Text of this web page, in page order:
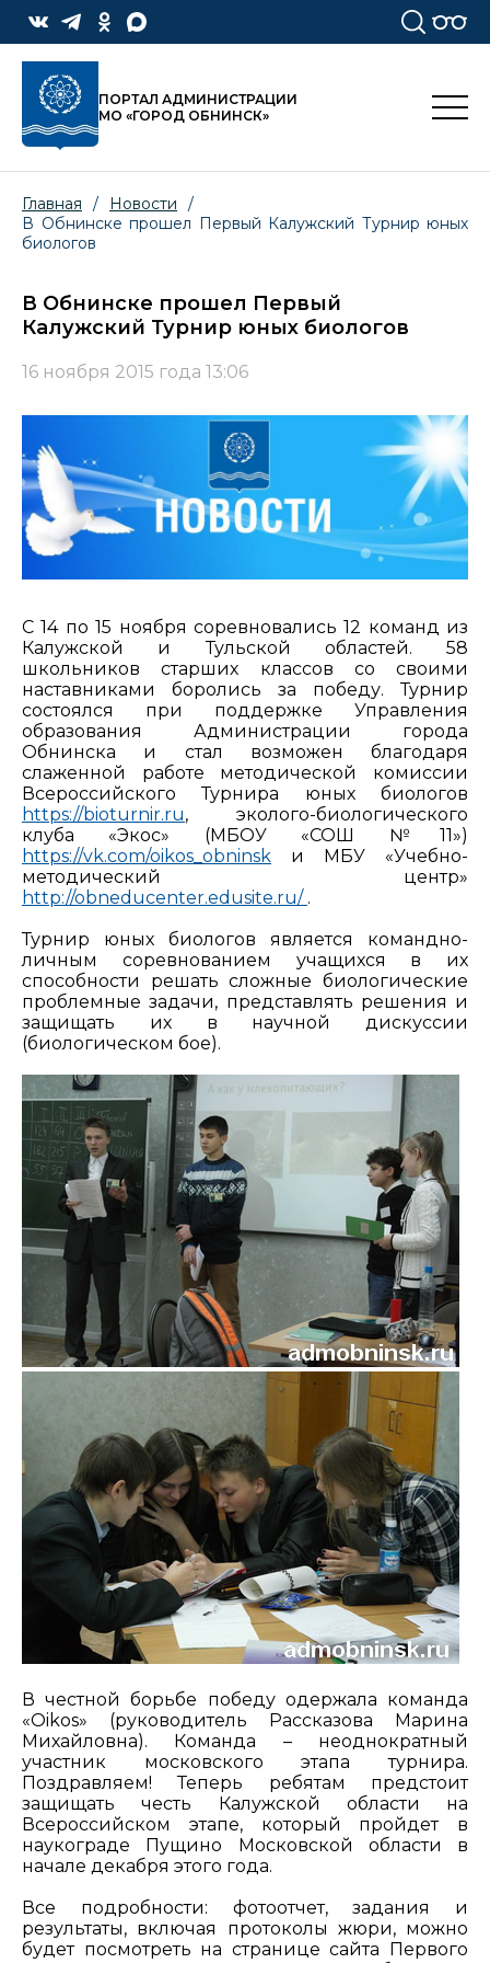
ПОРТАЛ АДМИНИСТРАЦИИ
МО «ГОРОД ОБНИНСК»
Главная / Новости
/
В Обнинске прошел Первый Калужский Турнир юных
биологов
В Обнинске прошел Первый
Калужский Турнир юных биологов
16 ноября 2015 года 13:06
С 14 по 15 ноября соревновались 12 команд из
Калужской и Тульской областей. 58
школьников старших классов со своими
наставниками боролись за победу. Турнир
состоялся при поддержке Управления
образования Администрации города
Обнинска и стал возможен благодаря
слаженной работе методической комиссии
Всероссийского Турнира юных биологов
https://bioturnir.ru, эколого-биологического
клуба «Экос» (МБОУ «СОШ №11»)
https://vk.com/oikos_obninsk и МБУ «Учебно-
методический центр»
http://obneducenter.edusite.ru/ .
Турнир юных биологов является командно-
личным соревнованием учащихся в их
способности решать сложные биологические
проблемные задачи, представлять решения и
защищать их в научной дискуссии
(биологическом бое).
В честной борьбе победу одержала команда
«Oikos» (руководитель Рассказова Марина
Михайловна). Команда – неоднократный
участник московского этапа турнира.
Поздравляем! Теперь ребятам предстоит
защищать честь Калужской области на
Всероссийском этапе, который пройдет в
наукограде Пущино Московской области в
начале декабря этого года.
Все подробности: фотоотчет, задания и
результаты, включая протоколы жюри, можно
будет посмотреть на странице сайта Первого